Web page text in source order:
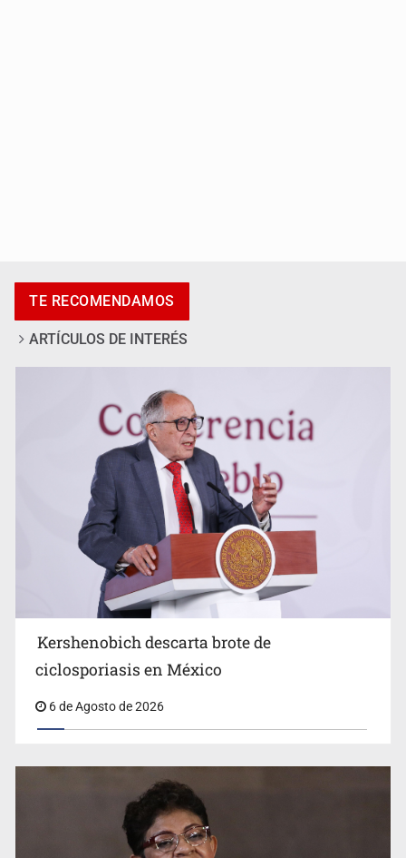
en Oblatos
Advierten retrocesos en transparencia tras desaparición
del INAI
Jalisco mantiene la búsqueda de 21 adolescentes
desaparecidos durante julio
TE RECOMENDAMOS
ARTÍCULOS DE INTERÉS
Kershenobich descarta brote de
ciclosporiasis en México
6 de Agosto de 2026